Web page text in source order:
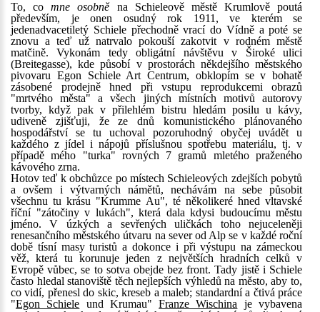
To, comne osobně na Schieleově městě Krumlově poutá
především, je onen osudný rok 1911, ve kterém se
jedenadvacetiletý Schiele přechodně vrací do Vídně a poté se
znovu a teď už natrvalo pokouší zakotvit v rodném městě
matčině. Vykonám tedy obligátní návštěvu v Široké ulici
(Breitegasse), kde působí v prostorách někdejšího městského
pivovaru Egon Schiele Art Centrum, obklopím se v bohatě
zásobené prodejně hned při vstupu reprodukcemi obrazů
"mrtvého města" a všech jiných místních motivů autorovy
tvorby, když pak v přilehlém bistru hledám posilu u kávy,
udiveně zjišťuji, že ze dnů komunistického plánovaného
hospodářství se tu uchoval pozoruhodný obyčej uvádět u
každého z jídel i nápojů příslušnou spotřebu materiálu, tj. v
případě mého "turka" rovných 7 gramů mletého praženého
kávového zrna.
Hotov teď k obchůzce po místech Schieleových zdejších pobytů
a ovšem i výtvarných námětů, nechávám na sebe působit
všechnu tu krásu "Krumme Au", té několikeré hned vltavské
říční "zátočiny v lukách", která dala kdysi budoucímu městu
jméno. V úzkých a sevřených uličkách toho nejuceleněji
renesančního městského útvaru na sever od Alp se v každé roční
době tísní masy turistů a dokonce i při výstupu na zámeckou
věž, která tu korunuje jeden z největších hradních celků v
Evropě vůbec, se to sotva obejde bez front. Tady jistě i Schiele
často hledal stanoviště těch nejlepších výhledů na město, aby to,
co vidí, přenesl do skic, kreseb a maleb; standardní a čtivá práce
"Egon Schiele und Krumau"Franze Wischina je vybavena